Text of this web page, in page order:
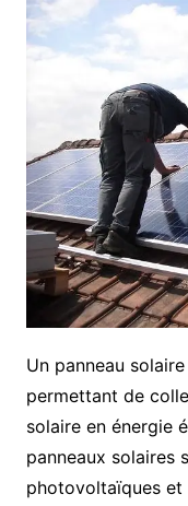
Un panneau
permettant de
solaire en énergie
panneaux solaires
photovoltaïques et